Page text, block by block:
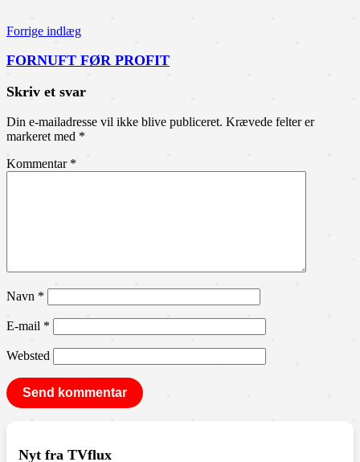
Indlægsnavigation
Forrige indlæg
FORNUFT FØR PROFIT
Skriv et svar
Din e-mailadresse vil ikke blive publiceret. Krævede felter er
markeret med *
Kommentar *
Navn *
E-mail *
Websted
Nyt fra TVflux